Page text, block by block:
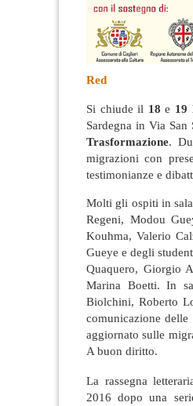
Red
Si chiude il 18e 19
Sardegna in Via
Trasformazione.
migrazioni con
testimonianze e
Molti gli ospiti in
Regeni, Modou
Kouhma, Valerio
Gueye e degli
Quaquero, Giorgio
Marina Boetti. In
Biolchini, Roberto
comunicazione
aggiornato sulle
A buon diritto.
La rassegna
2016 dopo una